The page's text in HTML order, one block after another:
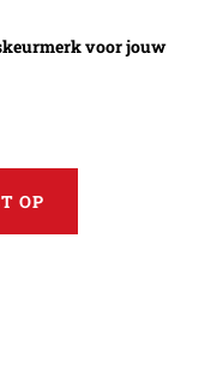
voor jouw
OP